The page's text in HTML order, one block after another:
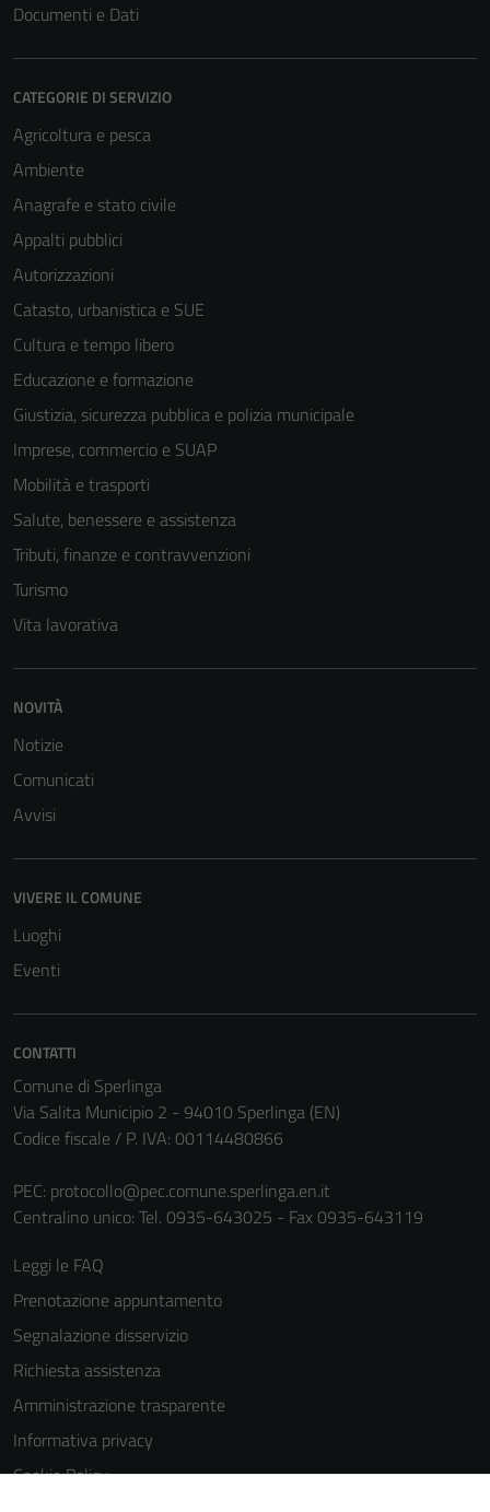
Documenti e Dati
CATEGORIE DI SERVIZIO
Agricoltura e pesca
Ambiente
Anagrafe e stato civile
Appalti pubblici
Autorizzazioni
Catasto, urbanistica e SUE
Cultura e tempo libero
Educazione e formazione
Giustizia, sicurezza pubblica e polizia municipale
Imprese, commercio e SUAP
Mobilità e trasporti
Salute, benessere e assistenza
Tributi, finanze e contravvenzioni
Turismo
Vita lavorativa
NOVITÀ
Notizie
Comunicati
Avvisi
VIVERE IL COMUNE
Luoghi
Eventi
CONTATTI
Comune di Sperlinga
Via Salita Municipio 2 - 94010 Sperlinga (EN)
Codice fiscale / P. IVA: 00114480866
PEC: protocollo@pec.comune.sperlinga.en.it
Centralino unico: Tel. 0935-643025 - Fax 0935-643119
Leggi le FAQ
Prenotazione appuntamento
Segnalazione disservizio
Richiesta assistenza
Amministrazione trasparente
Informativa privacy
Cookie Policy
essere